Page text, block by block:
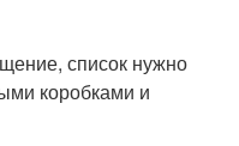
список нужно
коробками и